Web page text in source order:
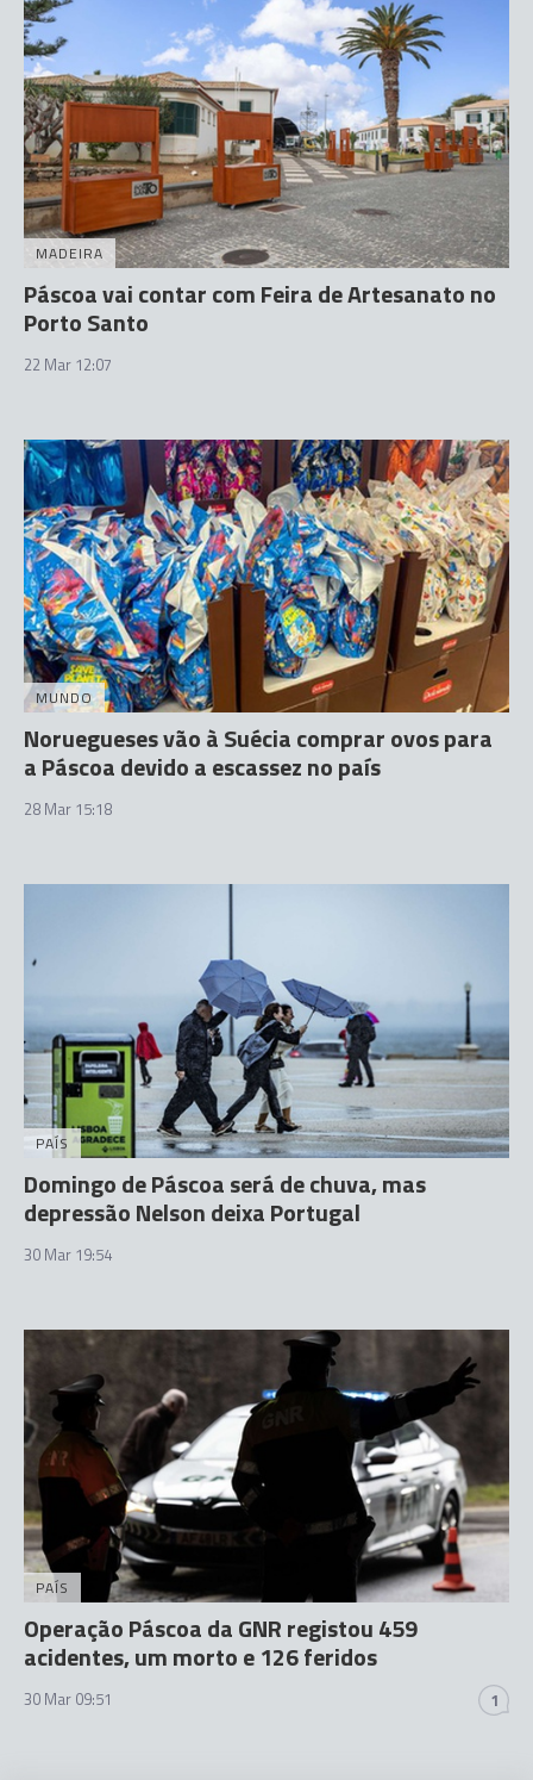
MADEIRA
Páscoa vai contar com Feira de Artesanato no
Porto Santo
22 Mar 12:07
MUNDO
Noruegueses vão à Suécia comprar ovos para
a Páscoa devido a escassez no país
28 Mar 15:18
PAÍS
Domingo de Páscoa será de chuva, mas
depressão Nelson deixa Portugal
30 Mar 19:54
PAÍS
Operação Páscoa da GNR registou 459
acidentes, um morto e 126 feridos
30 Mar 09:51 1